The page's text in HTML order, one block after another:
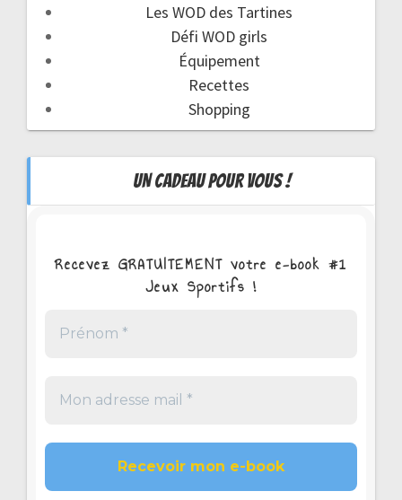
Les WOD des Tartines
Défi WOD girls
Équipement
Recettes
Shopping
UN CADEAU POUR VOUS !
Recevez GRATUITEMENT votre e-book #1
Jeux Sportifs !